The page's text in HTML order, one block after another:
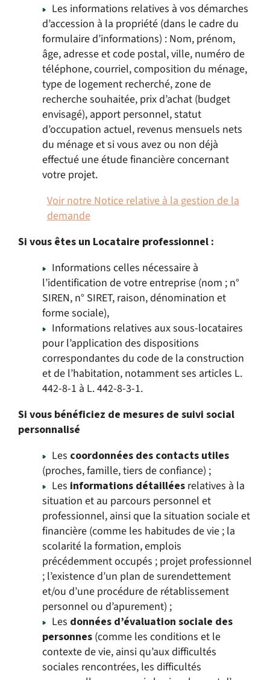
Les informations relatives à vos démarches
d’accession à la propriété (dans le cadre du
formulaire d’informations) : Nom, prénom,
âge, adresse et code postal, ville, numéro de
téléphone, courriel, composition du ménage,
type de logement recherché, zone de
recherche souhaitée, prix d’achat (budget
envisagé), apport personnel, statut
d’occupation actuel, revenus mensuels nets
du ménage et si vous avez ou non déjà
effectué une étude financière concernant
votre projet.
Voir notre Notice relative à la gestion de la
demande
Si vous êtes un Locataire professionnel :
Informations celles nécessaire à
l’identification de votre entreprise (nom ; n°
SIREN, n° SIRET, raison, dénomination et
forme sociale),
Informations relatives aux sous-locataires
pour l’application des dispositions
correspondantes du code de la construction
et de l’habitation, notamment ses articles L.
442-8-1 à L. 442-8-3-1.
Si vous bénéficiez de mesures de suivi social
personnalisé
Les coordonnées des contacts utiles
(proches, famille, tiers de confiance) ;
Les informations détailléesrelatives à la
situation et au parcours personnel et
professionnel, ainsi que la situation sociale et
financière (comme les habitudes de vie ; la
scolarité la formation, emplois
précédemment occupés ; projet professionnel
; l’existence d’un plan de surendettement
et/ou d’une procédure de rétablissement
personnel ou d’apurement) ;
Les données d’évaluation sociale des
personnes (comme les conditions et le
contexte de vie, ainsi qu’aux difficultés
sociales rencontrées, les difficultés